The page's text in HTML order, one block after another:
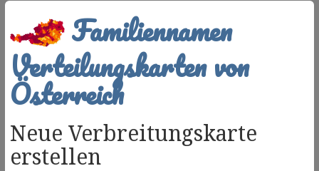
Familiennamen
Verteilungskarten von
Österreich
Neue Verbreitungskarte
erstellen